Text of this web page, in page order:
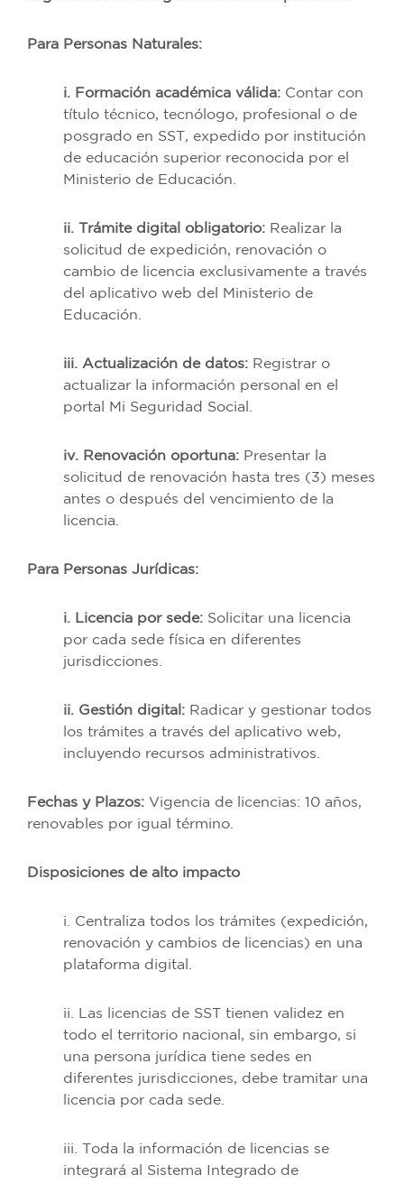
Para Personas Naturales:
i. Formación académica válida: Contar con
título técnico, tecnólogo, profesional o de
posgrado en SST, expedido por institución
de educación superior reconocida por el
Ministerio de Educación.
ii. Trámite digital obligatorio: Realizar la
solicitud de expedición, renovación o
cambio de licencia exclusivamente a través
del aplicativo web del Ministerio de
Educación.
iii. Actualización de datos: Registrar o
actualizar la información personal en el
portal Mi Seguridad Social.
iv. Renovación oportuna: Presentar la
solicitud de renovación hasta tres (3) meses
antes o después del vencimiento de la
licencia.
Para Personas Jurídicas:
i. Licencia por sede: Solicitar una licencia
por cada sede física en diferentes
jurisdicciones.
ii. Gestión digital: Radicar y gestionar todos
los trámites a través del aplicativo web,
incluyendo recursos administrativos.
Fechas y Plazos: Vigencia de licencias: 10 años,
renovables por igual término.
Disposiciones de alto impacto
i. Centraliza todos los trámites (expedición,
renovación y cambios de licencias) en una
plataforma digital.
ii. Las licencias de SST tienen validez en
todo el territorio nacional, sin embargo, si
una persona jurídica tiene sedes en
diferentes jurisdicciones, debe tramitar una
licencia por cada sede.
iii. Toda la información de licencias se
integrará al Sistema Integrado de